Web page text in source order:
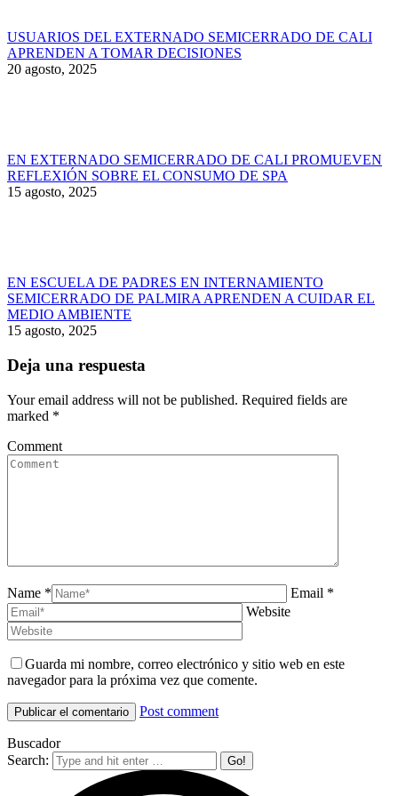
USUARIOS DEL EXTERNADO SEMICERRADO DE CALI
APRENDEN A TOMAR DECISIONES
20 agosto, 2025
EN EXTERNADO SEMICERRADO DE CALI PROMUEVEN
REFLEXIÓN SOBRE EL CONSUMO DE SPA
15 agosto, 2025
EN ESCUELA DE PADRES EN INTERNAMIENTO
SEMICERRADO DE PALMIRA APRENDEN A CUIDAR EL
MEDIO AMBIENTE
15 agosto, 2025
Deja una respuesta
Your email address will not be published. Required fields are
marked *
Comment
Name *
Email *
Website
Guarda mi nombre, correo electrónico y sitio web en este
navegador para la próxima vez que comente.
Post comment
Buscador
Search: